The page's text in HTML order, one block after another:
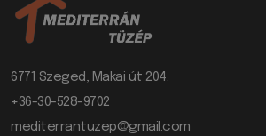
6771 Szeged, Makai út 204.
+36-30-528-9702
mediterrantuzep@gmail.com